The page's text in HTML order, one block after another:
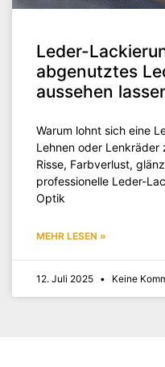
Leder-
abgenutztes
aussehen
Warum lohnt sich eine
Lehnen oder
Risse, Farbverlust,
professionelle Leder-
Optik
MEHR LESEN »
12. Juli 2025 Keine